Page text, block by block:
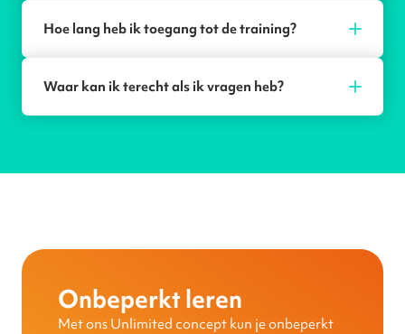
Hoe lang heb ik toegang tot de training?
Waar kan ik terecht als ik vragen heb?
Onbeperkt leren
Met ons Unlimited concept kun je onbeperkt